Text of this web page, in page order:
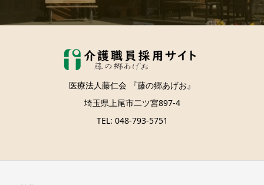
医療法人藤仁会 『藤の郷あげお』
埼玉県上尾市二ツ宮897-4
TEL: 048-793-5751